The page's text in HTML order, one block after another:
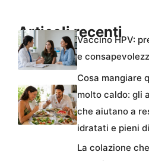
Articoli recenti
Vaccino HPV:
e
Cosa mangiare
molto caldo: gli
che aiutano a
idratati e pieni
La colazione